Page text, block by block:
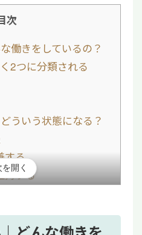
次
働きをしているの？
2つに分類される
ういう状態になる？
する
持する
みはウイルスや細菌か
を開く